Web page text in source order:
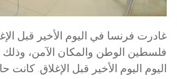
غادرت فرنسا في اليوم الأخير قبل
فلسطين الوطن والمكان الآمن،
اليوم اليوم الأخير قبل الإغلاق.